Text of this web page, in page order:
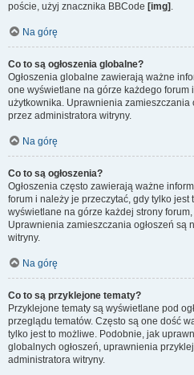
poście, użyj znacznika BBCode [img] .
Na górę
Co to są ogłoszenia globalne?
Ogłoszenia globalne zawierają ważne
one wyświetlane na górze każdego
użytkownika. Uprawnienia zamieszczania
przez administratora witryny.
Na górę
Co to są ogłoszenia?
Ogłoszenia często zawierają ważne
forum i należy je przeczytać, gdy tylko jest
wyświetlane na górze każdej strony
Uprawnienia zamieszczania ogłoszeń są
witryny.
Na górę
Co to są przyklejone tematy?
Przyklejone tematy są wyświetlane pod
przeglądu tematów. Często są one dość
tylko jest to możliwe. Podobnie, jak
globalnych ogłoszeń, uprawnienia
administratora witryny.